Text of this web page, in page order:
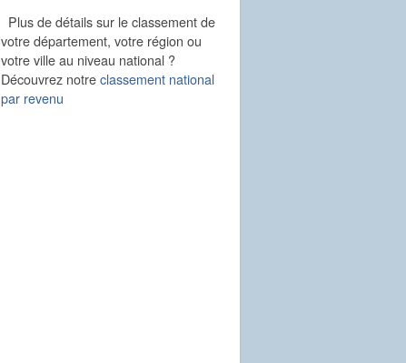
Plus de détails sur le classement de
votre département, votre région ou
votre ville au niveau national ?
Découvrez notreclassement national
par revenu